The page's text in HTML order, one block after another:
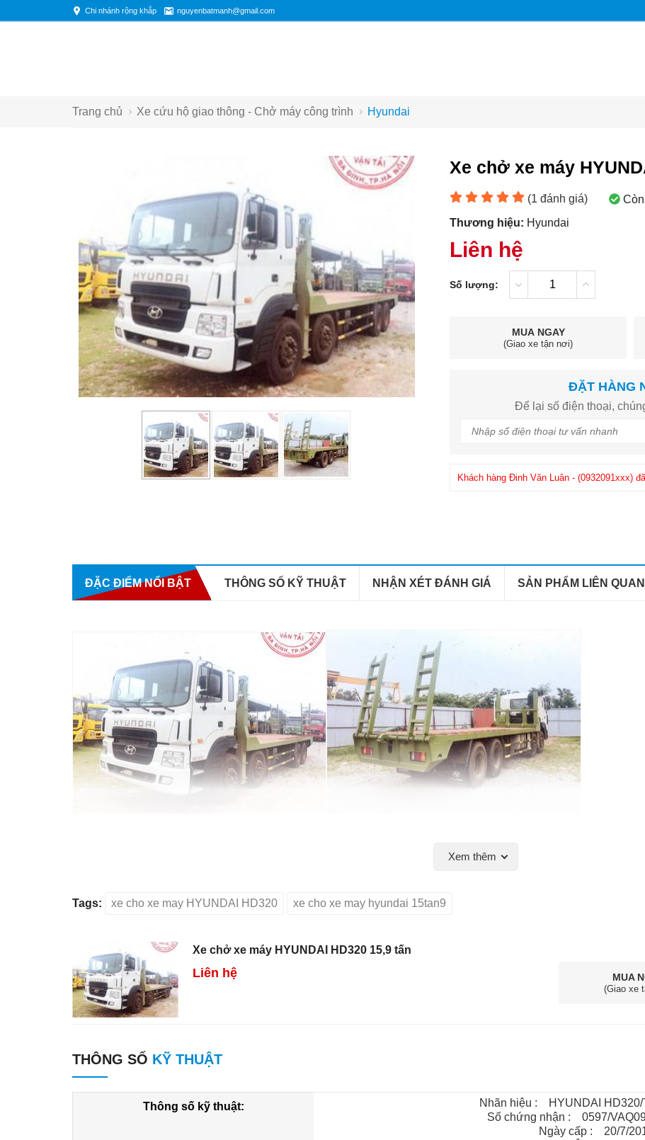
Chi nhánh rộng khắp nguyenbatmanh@gmail.com
Trang chủ Xe cứu hộ giao thông - Chở máy công trình Hyundai
Xe chở xe máy
(1 đánh giá)
Thương hiệu: Hyundai
Liên hệ
Số lượng:
MUA NGAY
(Giao xe tận nơi)
ĐẶT HÀNG
Để lại số điện thoại,
Khách hàng Phuong- (0908286xxx)đã mua
ĐẶC ĐIỂM NỔI BẬT THÔNG SỐ KỸ THUẬT NHẬN XÉT ĐÁNH GIÁ SẢN PHẨM LIÊN QUAN
Xem thêm
Tags: xe cho xe may HYUNDAI HD320 xe cho xe may hyundai 15tan9
Xe chở xe máy HYUNDAI HD320 15,9 tấn
Liên hệ MUA
(Giao xe
THÔNG SỐ KỸ THUẬT
Thông số kỹ thuật:
Nhãn hiệu : HYUNDAI HD320/
Số chứng nhận : 0597/
Ngày cấp : 20/7/